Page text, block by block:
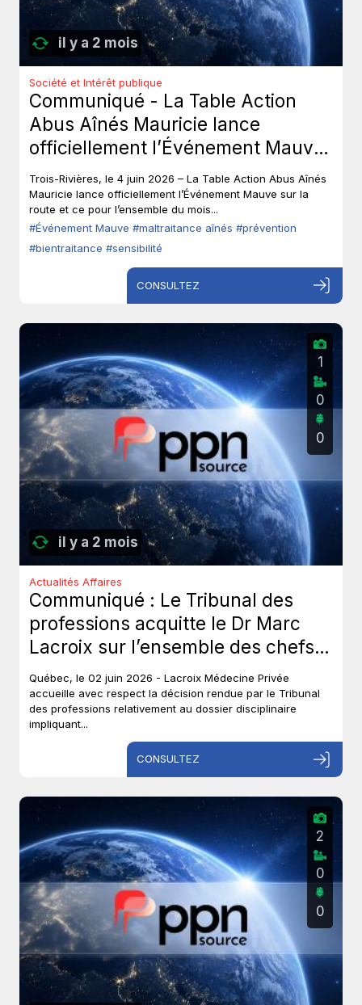
il y a 2 mois
Société et Intérêt publique
Communiqué - La Table Action
Abus Aînés Mauricie lance
officiellement l’Événement Mauve
sur la route.
Trois-Rivières, le 4 juin 2026 – La Table Action Abus Aînés
Mauricie lance officiellement l’Événement Mauve sur la
route et ce pour l’ensemble du mois...
#Événement Mauve #maltraitance aînés #prévention
#bientraitance #sensibilité
CONSULTEZ
il y a 2 mois
1
0
0
Actualités Affaires
Communiqué : Le Tribunal des
professions acquitte le Dr Marc
Lacroix sur l’ensemble des chefs
et met un terme à près de six ans
de procédures disciplinaires.
Québec, le 02 juin 2026 - Lacroix Médecine Privée
accueille avec respect la décision rendue par le Tribunal
des professions relativement au dossier disciplinaire
impliquant...
CONSULTEZ
2
0
0